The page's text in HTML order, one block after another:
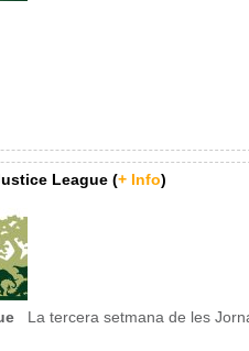
League (+ Info)
La tercera setmana de les